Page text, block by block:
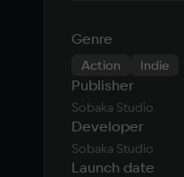
Genre
Action Indie
Publisher
Sobaka Studio
Developer
Sobaka Studio
Launch date